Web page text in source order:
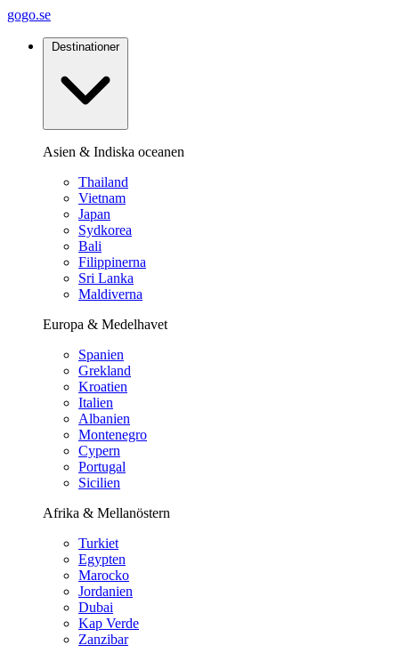
gogo.se
Destinationer
Asien & Indiska oceanen
Thailand
Vietnam
Japan
Sydkorea
Bali
Filippinerna
Sri Lanka
Maldiverna
Europa & Medelhavet
Spanien
Grekland
Kroatien
Italien
Albanien
Montenegro
Cypern
Portugal
Sicilien
Afrika & Mellanöstern
Turkiet
Egypten
Marocko
Jordanien
Dubai
Kap Verde
Zanzibar